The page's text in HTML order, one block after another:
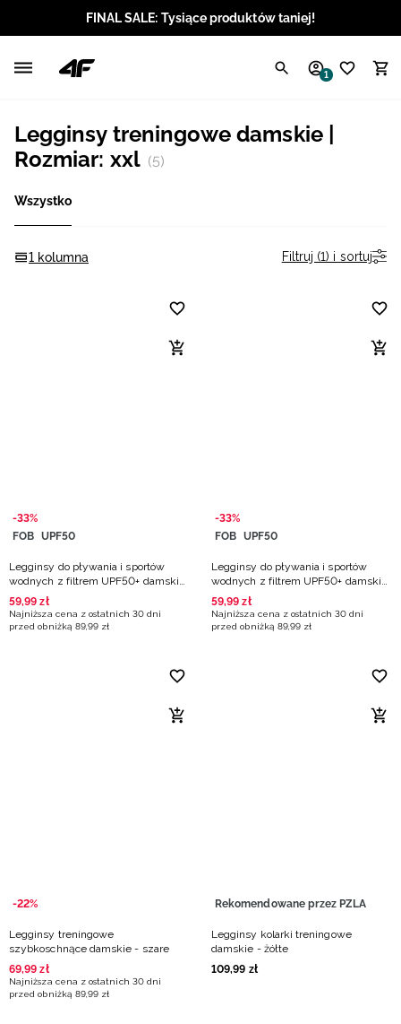
FINAL SALE: Tysiące produktów taniej!
1
Legginsy treningowe damskie |
Rozmiar: xxl (5)
Wszystko
1 kolumna Filtruj (1) i sortuj
-33%
FOB UPF50
Legginsy do pływania i sportów
wodnych z filtrem UPF50+ damskie
- multikolor
59,99 zł
Najniższa cena z ostatnich 30 dni
przed obniżką 89,99 zł
-33%
FOB UPF50
Legginsy do pływania i sportów
wodnych z filtrem UPF50+ damskie
- czarne
59,99 zł
Najniższa cena z ostatnich 30 dni
przed obniżką 89,99 zł
-22%
Legginsy treningowe
szybkoschnące damskie - szare
69,99 zł
Najniższa cena z ostatnich 30 dni
przed obniżką 89,99 zł
Rekomendowane przez PZLA
Legginsy kolarki treningowe
damskie - żółte
109,99 zł
Angielski / USD
Słowacki / EUR